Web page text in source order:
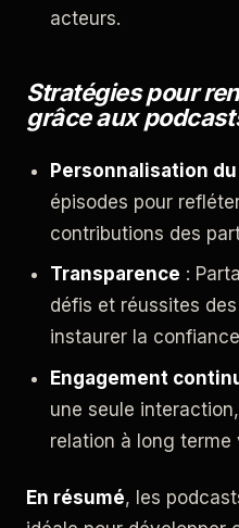
acteurs.
Stratégies pour
grâce aux
Personnalisation
épisodes pour
contributions des
Transparence :
défis et réussites
instaurer la
Engagement
une seule
relation à long terme
En résumé, les